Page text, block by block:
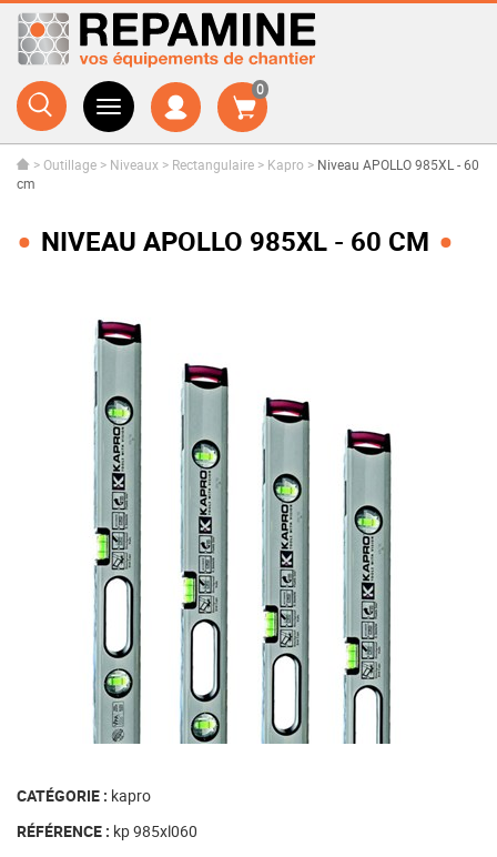
0
>Outillage > Niveaux > Rectangulaire > Kapro > Niveau APOLLO 985XL - 60
cm
NIVEAU APOLLO 985XL - 60 CM
CATÉGORIE : kapro
RÉFÉRENCE : kp 985xl060